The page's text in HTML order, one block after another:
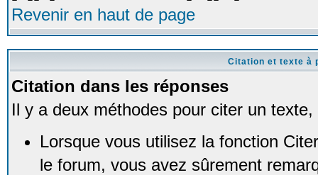
Revenir en haut de page
Citation et texte à
Citation dans les réponses
Il y a deux méthodes pour citer un
Lorsque vous utilisez la fonction
le forum, vous avez sûrement